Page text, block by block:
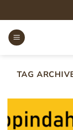
to
content
TAG